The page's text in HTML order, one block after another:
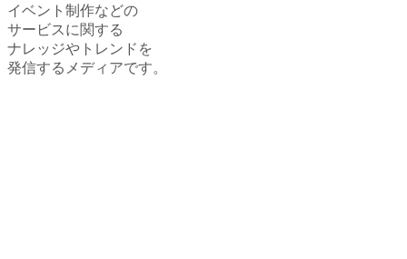
イベント制作などの
サービスに関する
ナレッジやトレンドを
発信するメディアです。